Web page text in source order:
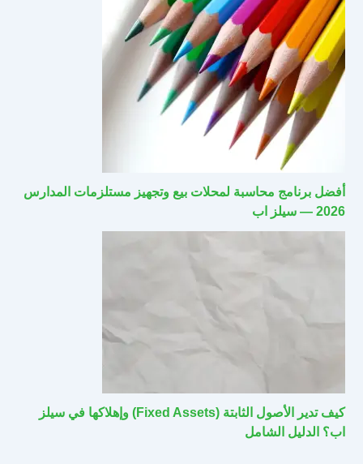
أفضل برنامج محاسبة لمحلات بيع وتجهيز مستلزمات المدارس
2026 — سيلز اب
كيف تدير الأصول الثابتة (Fixed Assets) وإهلاكها في سيلز
اب؟ الدليل الشامل